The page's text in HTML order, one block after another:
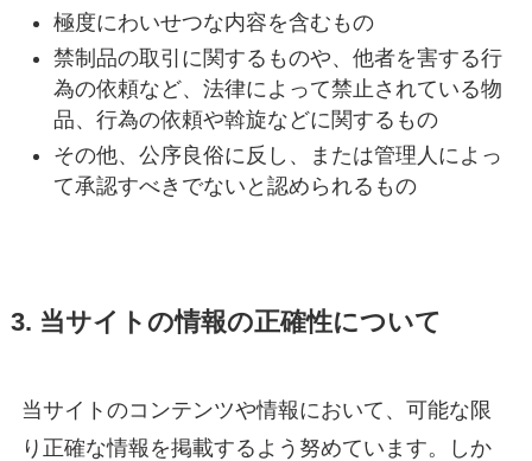
極度にわいせつな内容を含むもの
禁制品の取引に関するものや、他者を害する行
為の依頼など、法律によって禁止されている物
品、行為の依頼や斡旋などに関するもの
その他、公序良俗に反し、または管理人によっ
て承認すべきでないと認められるもの
3. 当サイトの情報の正確性について
当サイトのコンテンツや情報において、可能な限
り正確な情報を掲載するよう努めています。しか